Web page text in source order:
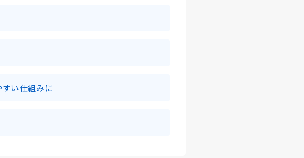
い仕組みに